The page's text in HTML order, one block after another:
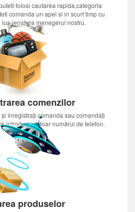
folosi cautarea rapida,categoria
comanda un apel si in scurt timp cu
legatura menegerul nostru.
comenzilor
înregistrați comanda sau comandați
introducînd doar numărul de telefon.
produselor